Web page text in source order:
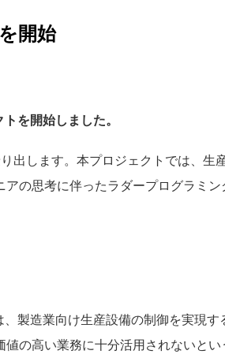
開始
を開始しました。
出します。本プロジェクトでは、生
の思考に伴ったラダープログラミ
製造業向け生産設備の制御を実現す
の高い業務に十分活用されないとい